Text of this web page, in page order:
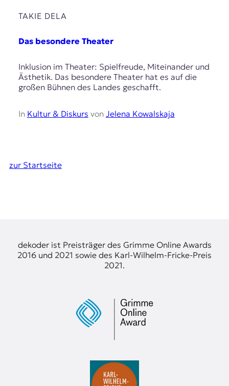
TAKIE DELA
Das besondere Theater
Inklusion im Theater: Spielfreude, Miteinander und
Ästhetik. Das besondere Theater hat es auf die
großen Bühnen des Landes geschafft.
In Kultur & Diskurs von Jelena Kowalskaja
zur Startseite
dekoder ist Preisträger des Grimme Online Awards
2016 und 2021 sowie des Karl-Wilhelm-Fricke-Preis
2021.